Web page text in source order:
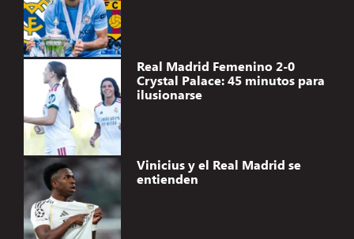
Real Madrid Femenino 2-0
Crystal Palace: 45 minutos para
ilusionarse
Vinicius y el Real Madrid se
entienden